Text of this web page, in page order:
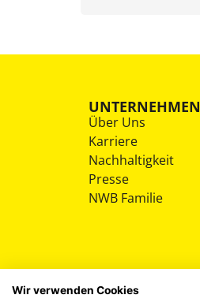
UNTERNEHMEN
Über Uns
Karriere
Nachhaltigkeit
Presse
NWB Familie
Wir verwenden Cookies